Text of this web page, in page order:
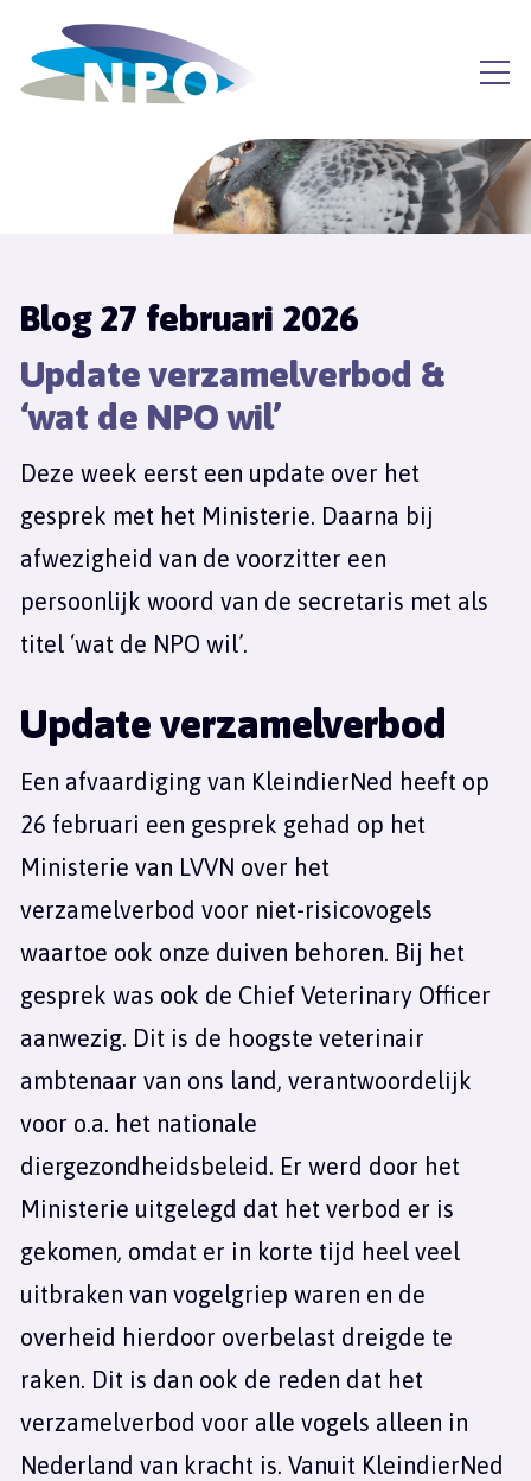
Blog 27 februari 2026
Update verzamelverbod &
‘wat de NPO wil’
Deze week eerst een update over het
gesprek met het Ministerie. Daarna bij
afwezigheid van de voorzitter een
persoonlijk woord van de secretaris met als
titel ‘wat de NPO wil’.
Update verzamelverbod
Een afvaardiging van KleindierNed heeft op
26 februari een gesprek gehad op het
Ministerie van LVVN over het
verzamelverbod voor niet-risicovogels
waartoe ook onze duiven behoren. Bij het
gesprek was ook de Chief Veterinary Officer
aanwezig. Dit is de hoogste veterinair
ambtenaar van ons land, verantwoordelijk
voor o.a. het nationale
diergezondheidsbeleid. Er werd door het
Ministerie uitgelegd dat het verbod er is
gekomen, omdat er in korte tijd heel veel
uitbraken van vogelgriep waren en de
overheid hierdoor overbelast dreigde te
raken. Dit is dan ook de reden dat het
verzamelverbod voor alle vogels alleen in
Nederland van kracht is. Vanuit KleindierNed